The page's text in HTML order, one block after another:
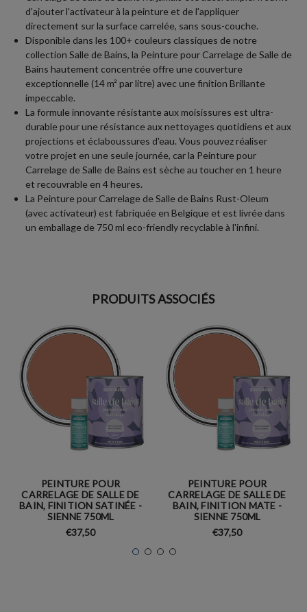
d'ajouter l'activateur à la peinture et de l'appliquer
directement sur la surface carrelée, sans sous-couche.
Disponible dans les 100+ couleurs classiques de notre
collection Salle de Bains, la Peinture pour Carrelage de Salle de
Bains hautement concentrée offre une couverture
exceptionnelle (14 m² par litre) avec une finition Brillante
impeccable.
La formule innovante résistante aux moisissures est ultra-
durable pour une résistance aux nettoyages quotidiens et aux
projections et éclaboussures d'eau. Vous pouvez réaliser
votre projet en une seule journée, car la Peinture pour
Carrelage de Salle de Bains est sèche au toucher en 1 heure
et recouvrable en 4 heures.
La Peinture pour Carrelage de Salle de Bains Rust-Oleum
(avec activateur) est fabriquée en Belgique et est livrée dans
un emballage de 750 ml eco-friendly recyclable à l'infini.
PRODUITS ASSOCIÉS
PEINTURE POUR
CARRELAGE DE SALLE DE
BAIN, FINITION SATINÉE -
SIENNE 750ML
€37,50
PEINTURE POUR
CARRELAGE DE SALLE DE
BAIN, FINITION MATE -
SIENNE 750ML
€37,50